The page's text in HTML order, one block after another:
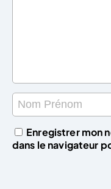
Enregistrer mon
dans le navigateur